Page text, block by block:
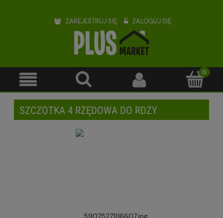
ZAREJESTRUJ SIĘ ZALOGUJ SIĘ
SZCZOTKA 4 RZĘDOWA DO RDZY